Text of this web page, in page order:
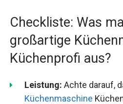
Checkliste: Was
großartige
Küchenprofi aus?
Leistung: Achte darauf,
Küchenmaschine